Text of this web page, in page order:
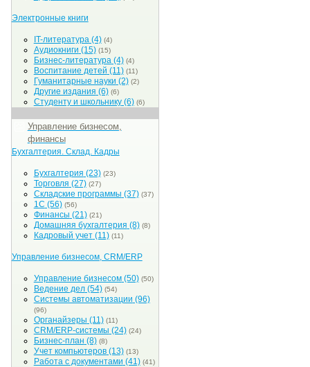
Электронные книги
IT-литература(4) (4)
Аудиокниги (15) (15)
Бизнес-литература(4) (4)
Воспитание детей (11) (11)
Гуманитарные науки (2) (2)
Другие издания (6) (6)
Студенту и школьнику(6) (6)
Управление бизнесом,
финансы
Бухгалтерия. Склад. Кадры
Бухгалтерия (23) (23)
Торговля (27) (27)
Складские программы (37) (37)
1С (56) (56)
Финансы (21) (21)
Домашняя бухгалтерия (8) (8)
Кадровый учет(11) (11)
Управление бизнесом, CRM/ERP
Управление бизнесом(50) (50)
Ведение дел(54) (54)
Системы автоматизации (96)
(96)
Органайзеры (11) (11)
CRM/ERP-системы (24) (24)
Бизнес-план (8) (8)
Учет компьютеров(13) (13)
Работа с документами (41) (41)